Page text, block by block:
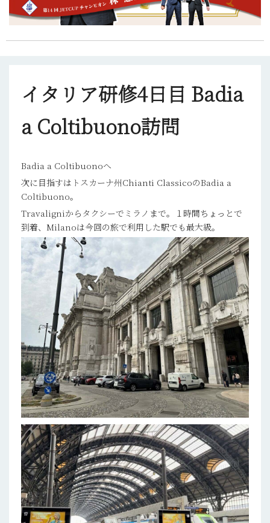
イタリア研修4日目 Badia
a Coltibuono訪問
Badia a Coltibuonoへ
次に目指すはトスカーナ州Chianti ClassicoのBadia a
Coltibuono。
Travaligniからタクシーでミラノまで。１時間ちょっとで
到着、Milanoは今回の旅で利用した駅でも最大級。